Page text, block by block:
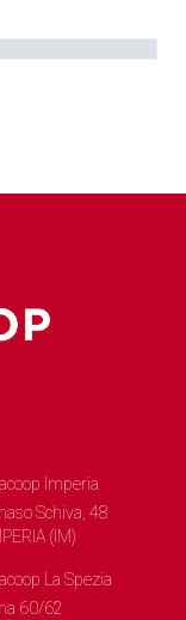
Imperia
Schiva, 48
(IM)
La Spezia
60/62